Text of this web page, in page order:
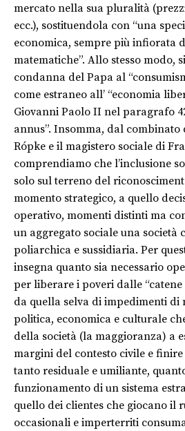
mercato nella sua pluralità
ecc.), sostituendola con “una
economica, sempre più infiorata
matematiche”. Allo stesso modo,
condanna del Papa al
come estraneo all’ “economia
Giovanni Paolo II nel paragrafo
annus”. Insomma, dal combinato
Rópke e il magistero sociale di
comprendiamo che l’inclusione
solo sul terreno del
momento strategico, a quello
operativo, momenti distinti ma
un aggregato sociale una società
poliarchica e sussidiaria. Per
insegna quanto sia necessario
per liberare i poveri dalle “catene
da quella selva di impedimenti di
politica, economica e culturale
della società (la maggioranza) a
margini del contesto civile e
tanto residuale e umiliante,
funzionamento di un sistema
quello dei clientes che giocano il
occasionali e imperterriti